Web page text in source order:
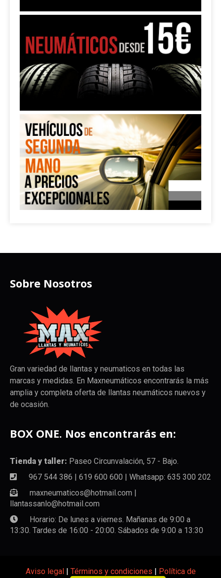
Sobre Nosotros
Gran variedad de llantas y neumaticos en todas las
marcas y medidas. En Maxneumáticos encontrarás la más
amplia y completa oferta de llantas neumáticos nuevos y
de ocasión.
BOX ONE. Nos encontrarás en:
Tienda y taller: Paseo Circunvalación, 57 - Bajo.
967 544 386 | 619 600 600 | Whatsapp: 635 300 202
maxneumaticos@hotmail.com |
llantassanlo@hotmail.com
Horario: De lunes a viernes. Mañanas de 9:00 a
13:30. Tardes de 16:00 - 20:00. Sábados de 9:00 a 13:30
Aviso legal| Términos y condiciones | Política de